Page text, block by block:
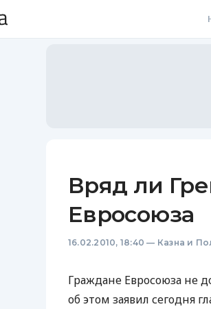
Вряд ли
Евросоюза
16.02.2010, 18:40 — Казна и
Граждане Евросоюза не
об этом заявил сегодня